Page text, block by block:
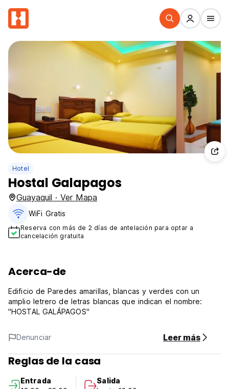
Hotel
Hostal Galapagos
Guayaquil · Ver Mapa
WiFi Gratis
Reserva con más de 2 días de antelación para optar a
cancelación gratuita
Acerca-de
Edificio de Paredes amarillas, blancas y verdes con un
amplio letrero de letras blancas que indican el nombre:
"HOSTAL GALÁPAGOS"
Denunciar Leer más
Reglas de la casa
Entrada
Salida